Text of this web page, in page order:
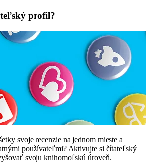
profil?
svoje recenzie na jednom mieste a
používateľmi? Aktivujte si čítateľský
svoju knihomoľskú úroveň.